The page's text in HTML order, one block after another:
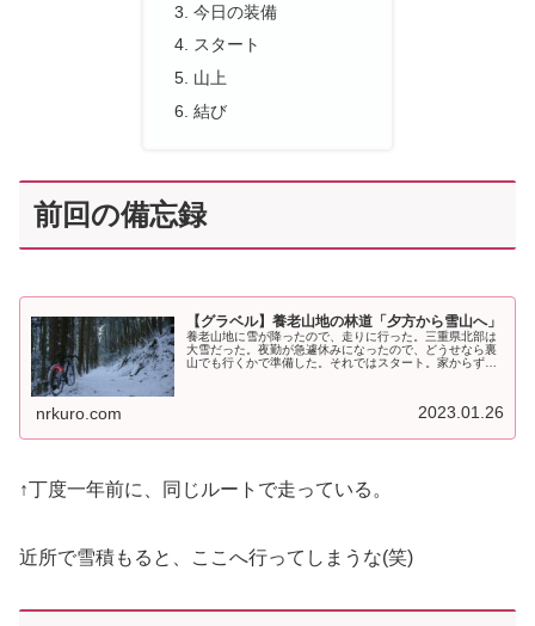
今日の装備
スタート
山上
結び
前回の備忘録
【グラベル】養老山地の林道「夕方から雪山へ」
養老山地に雪が降ったので、走りに行った。三重県北部は
大雪だった。夜勤が急遽休みになったので、どうせなら裏
山でも行くかで準備した。それではスタート。家からずっ
nrkuro.com 2023.01.26
↑丁度一年前に、同じルートで走っている。
近所で雪積もると、ここへ行ってしまうな(笑)